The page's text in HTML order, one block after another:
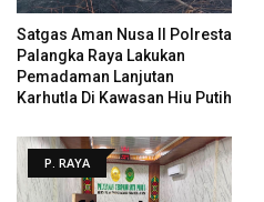
Satgas Aman Nusa II Polresta
Palangka Raya Lakukan
Pemadaman Lanjutan
Karhutla Di Kawasan Hiu Putih
P. RAYA